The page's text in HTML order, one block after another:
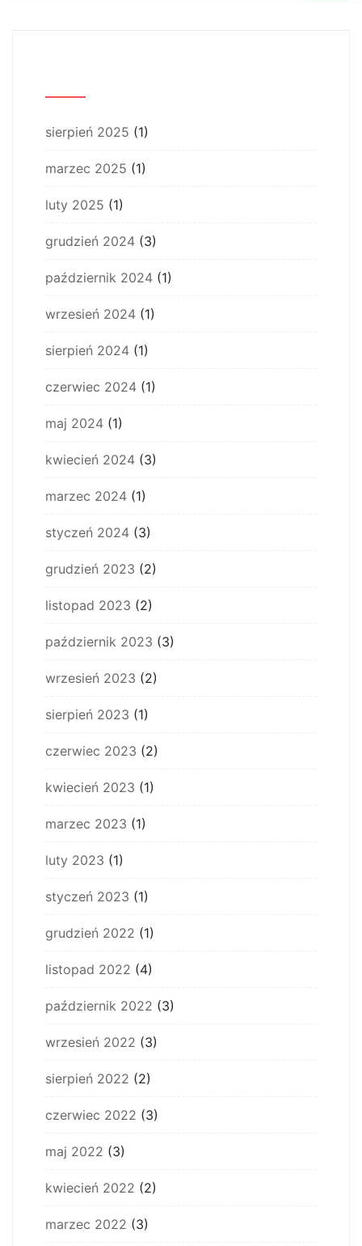
sierpień 2025 (1)
marzec 2025 (1)
luty 2025 (1)
grudzień 2024 (3)
październik 2024 (1)
wrzesień 2024 (1)
sierpień 2024 (1)
czerwiec 2024 (1)
maj 2024 (1)
kwiecień 2024 (3)
marzec 2024 (1)
styczeń 2024 (3)
grudzień 2023 (2)
listopad 2023 (2)
październik 2023 (3)
wrzesień 2023 (2)
sierpień 2023 (1)
czerwiec 2023 (2)
kwiecień 2023 (1)
marzec 2023 (1)
luty 2023 (1)
styczeń 2023 (1)
grudzień 2022 (1)
listopad 2022 (4)
październik 2022 (3)
wrzesień 2022 (3)
sierpień 2022 (2)
czerwiec 2022 (3)
maj 2022 (3)
kwiecień 2022 (2)
marzec 2022 (3)